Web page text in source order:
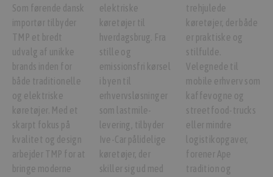
Som førende dansk
importør tilbyder
TMP et bredt
udvalg af unikke
brands inden for
både traditionelle
og elektriske
køretøjer. Med et
skarpt fokus på
kvalitet og design
arbejder TMP for at
bringe moderne
elektriske
køretøjer til
hverdagsbrug. Fra
stille og
emissionsfri kørsel
i byen til
erhvervsløsninger
som lastmile-
levering, tilbyder
Ive-Car pålidelige
køretøjer, der
skiller sig ud med
trehjulede
køretøjer, der både
er praktiske og
stilfulde.
Velegnede til
mobile erhverv som
kaffevogne og
streetfood-trucks
eller mindre
logistikopgaver,
forener Ape
tradition og